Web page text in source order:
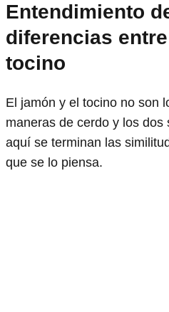
Entendimiento
diferencias
tocino
El jamón y el tocino no son
maneras de cerdo y los
aquí se terminan las
que se lo piensa.